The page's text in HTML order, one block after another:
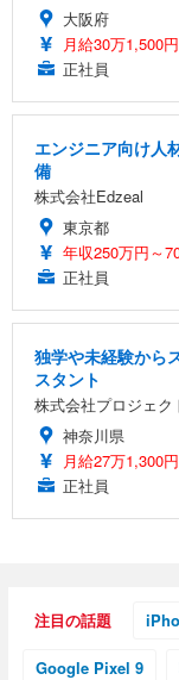
大阪府
月給30万1,500
正社員
エンジニア向け人
備
株式会社Edzeal
東京都
年収250万円～
正社員
独学や未経験から
スタント
株式会社プロジェク
神奈川県
月給27万1,300
正社員
注目の話題
Google Pixel 9